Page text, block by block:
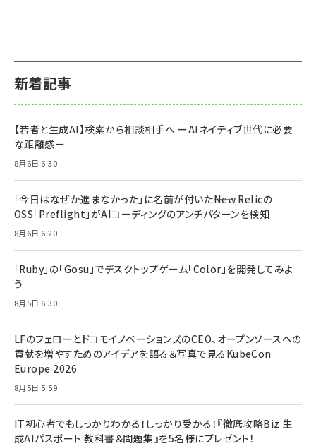
新着記事
【若者と生成AI】検索から相談相手へ ーAIネイティブ世代に必要
な距離感ー
8月6日 6:30
「今日はなぜか進まなかった」に名前が付いた――New Relicの
OSS「Preflight」がAIコーディングのアンチパターンを検知
8月6日 6:20
「Ruby」の「Gosu」でデスクトップゲーム「Color」を開発してみよ
う
8月5日 6:30
LFのフェローとドコモイノベーションズのCEO、オープンソースへの
貢献を増やすためのアイデアを語る＆写真で見るKubeCon
Europe 2026
8月5日 5:59
IT初心者でもしっかりわかる！しっかり受かる！『徹底攻略Biz 生
成AIパスポート 教科書＆問題集』を5名様にプレゼント！